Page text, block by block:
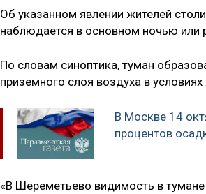
Об указанном явлении жителей
наблюдается в основном ночью или
По словам синоптика, туман
приземного слоя воздуха в
В Москве 14
процентов
«В Шереметьево видимость в